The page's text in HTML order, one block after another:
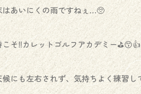
はあいにくの雨ですねぇ…🥺
こそ‼️カレットゴルフアカデミー⛳️😙👍
にも左右されず、気持ちよく練習し